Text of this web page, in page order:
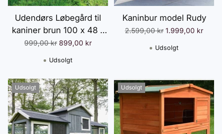
Udendørs Løbegård til
kaniner brun 100 x 48 x
181 cm (B x H x L)
Normalpris
999,00 kr 899,00 kr
Udsolgt
Kaninbur model Rudy
Normalpris
2.599,00 kr 1.999,00 kr
Udsolgt
Udsolgt Udsolgt